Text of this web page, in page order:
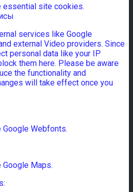
site cookies.
services like Google
external Video providers. Since
personal data like your IP
them here. Please be aware
the functionality and
will take effect once you
Webfonts.
Maps.